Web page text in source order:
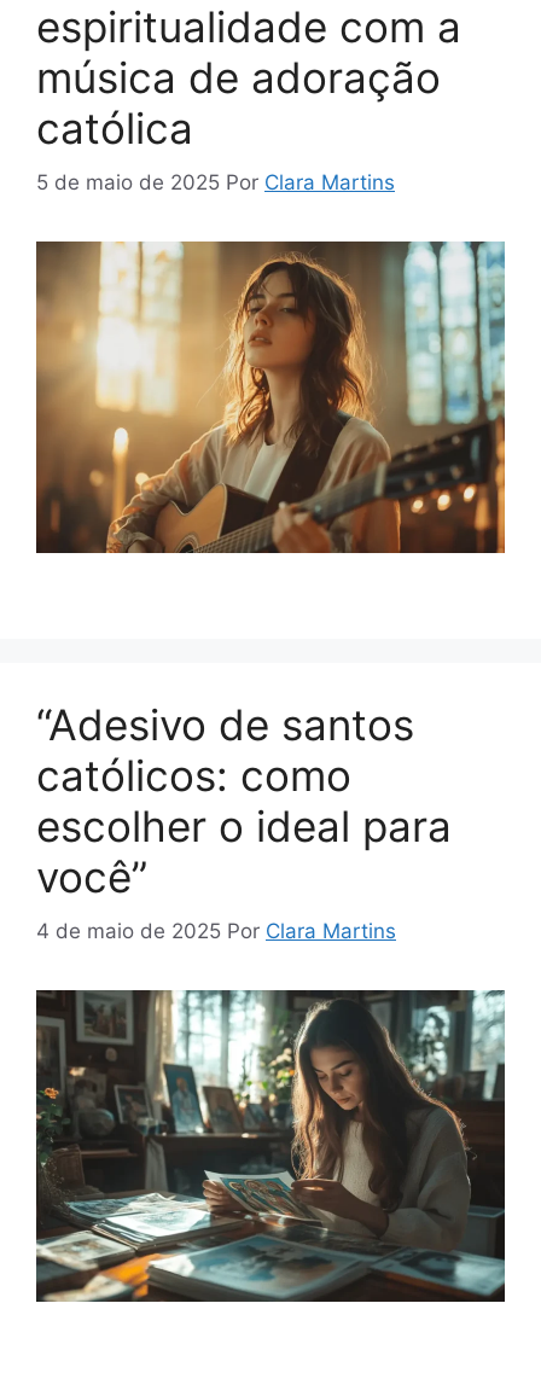
espiritualidade com a
música de adoração
católica
5 de maio de 2025 Por Clara Martins
“Adesivo de santos
católicos: como
escolher o ideal para
você”
4 de maio de 2025 Por Clara Martins